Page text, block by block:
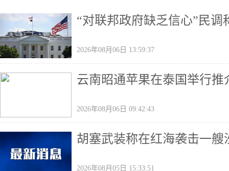
“对联邦政府缺乏信心”民
2026年08月06日 13:59:37
云南昭通苹果在泰国举行推
2026年08月06日 09:42:43
胡塞武装称在红海袭击一艘
2026年08月05日 15:33:51